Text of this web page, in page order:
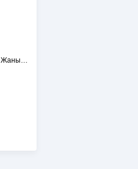
Абдижаппар Алкожа, Мухтар Ханзада - Жаным сол